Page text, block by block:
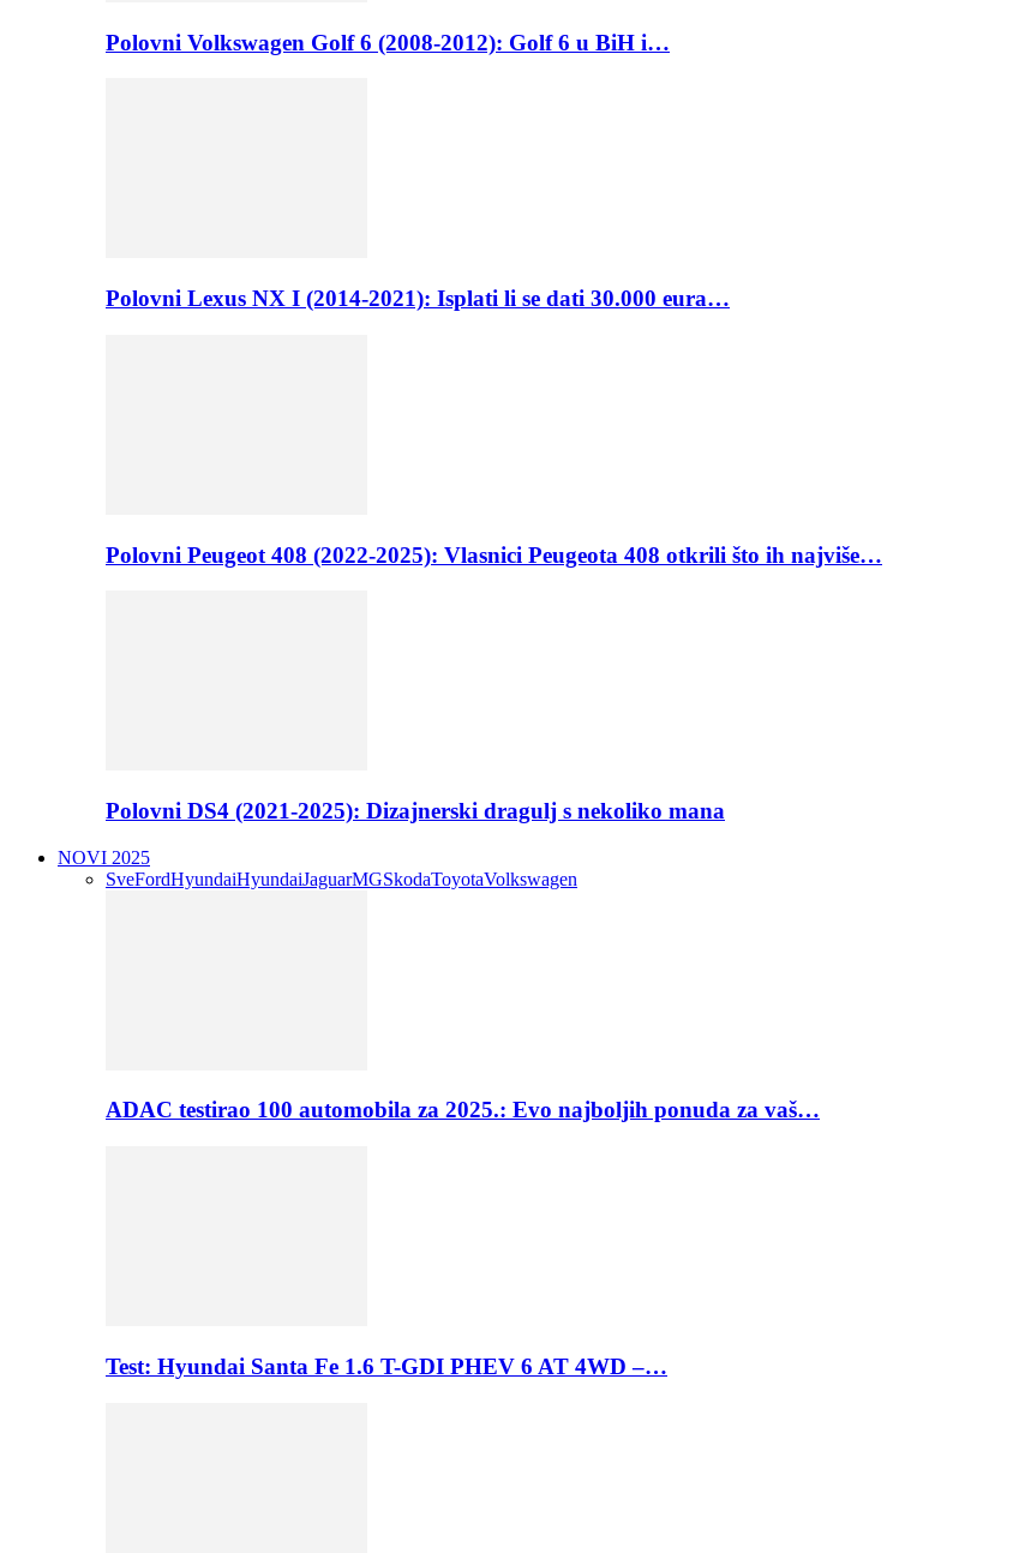
Polovni Volkswagen Golf 6 (2008-2012): Golf 6 u BiH i…
Polovni Lexus NX I (2014-2021): Isplati li se dati 30.000 eura…
Polovni Peugeot 408 (2022-2025): Vlasnici Peugeota 408 otkrili što ih najviše…
Polovni DS4 (2021-2025): Dizajnerski dragulj s nekoliko mana
NOVI 2025
SveFordHyundaiHyundaiJaguarMGSkodaToyotaVolkswagen
ADAC testirao 100 automobila za 2025.: Evo najboljih ponuda za vaš…
Test: Hyundai Santa Fe 1.6 T-GDI PHEV 6 AT 4WD –…